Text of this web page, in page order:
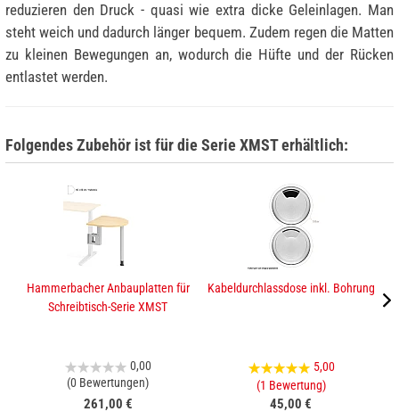
reduzieren den Druck - quasi wie extra dicke Geleinlagen. Man
steht weich und dadurch länger bequem. Zudem regen die Matten
zu kleinen Bewegungen an, wodurch die Hüfte und der Rücken
entlastet werden.
Folgendes Zubehör ist für die Serie XMST erhältlich:
Hammerbacher Anbauplatten für
Schreibtisch-Serie XMST
0,00
(0 Bewertungen)
261,00 €
Kabeldurchlassdose inkl. Bohrung
5,00
(1 Bewertung)
45,00 €